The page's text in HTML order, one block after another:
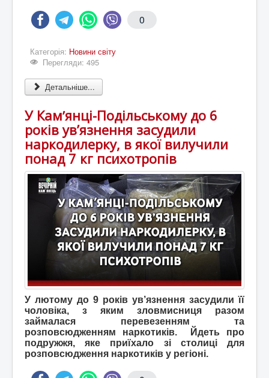
0
Категорія: Новини світу
Перегляди: 495
Детальніше...
У Камʼянці-Подільському до 6
років ув’язнення засудили
наркодилерку, в якої вилучили
понад 7 кг психотропів
У лютому до 9 років ув’язнення засудили її
чоловіка, з яким зловмисниця разом
займалася перевезенням та
розповсюдженням наркотиків. Йдеть про
подружжя, яке приїхало зі столиці для
розповсюдження наркотиків у регіоні.